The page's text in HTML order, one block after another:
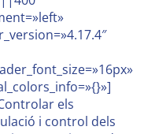
els
i control dels